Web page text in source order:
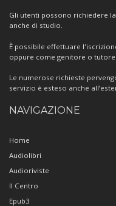
Gli utenti possono richiedere
anche di studio.
È possibile effettuare
oppure come genitore o tutore
Le numerose richieste
servizio è esteso anche
NAVIGAZIONE
Home
Audiolibri
Audioriviste
Il Centro
Epub3